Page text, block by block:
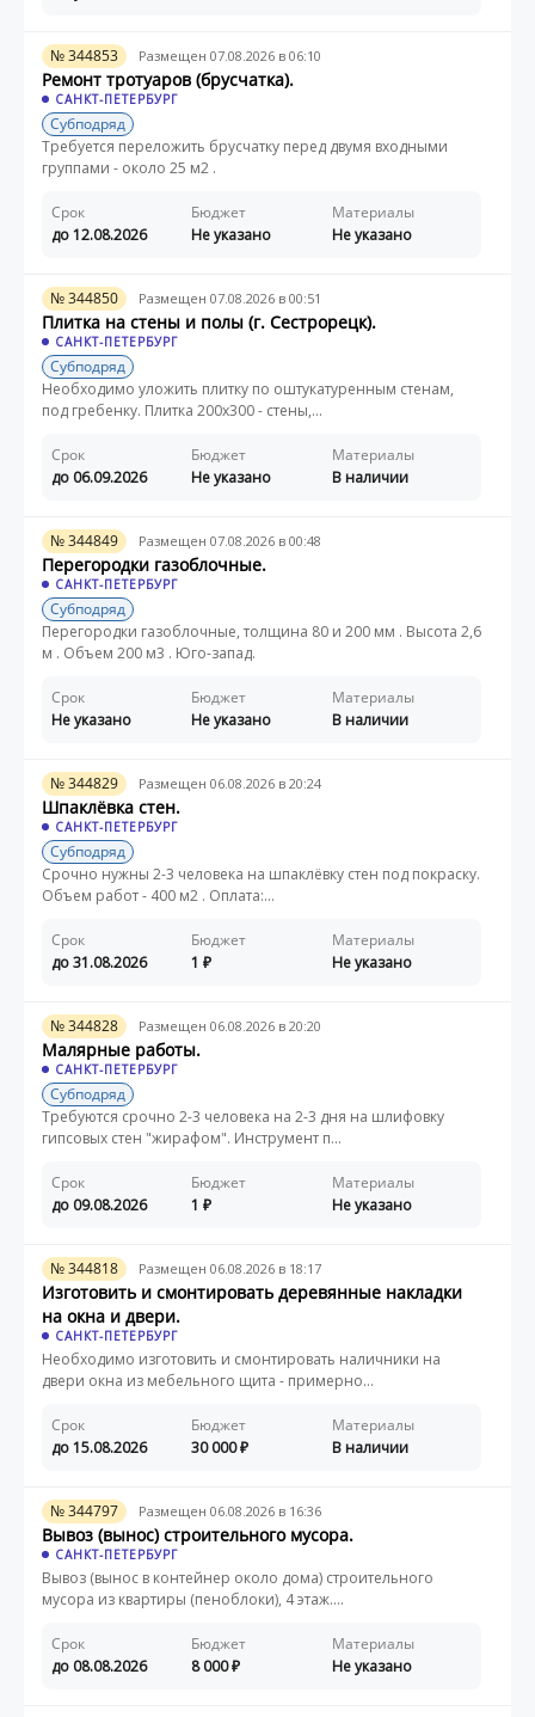
№ 344853 Размещен 07.08.2026 в 06:10
Ремонт тротуаров (брусчатка).
САНКТ-ПЕТЕРБУРГ
Субподряд
Требуется переложить брусчатку перед двумя входными
группами - около 25 м2 .
Срок
до 12.08.2026
Бюджет
Не указано
Материалы
Не указано
№ 344850 Размещен 07.08.2026 в 00:51
Плитка на стены и полы (г. Сестрорецк).
САНКТ-ПЕТЕРБУРГ
Субподряд
Необходимо уложить плитку по оштукатуренным стенам,
под гребенку. Плитка 200х300 - стены,...
Срок
до 06.09.2026
Бюджет
Не указано
Материалы
В наличии
№ 344849 Размещен 07.08.2026 в 00:48
Перегородки газоблочные.
САНКТ-ПЕТЕРБУРГ
Субподряд
Перегородки газоблочные, толщина 80 и 200 мм . Высота 2,6
м . Объем 200 м3 . Юго-запад.
Срок
Не указано
Бюджет
Не указано
Материалы
В наличии
№ 344829 Размещен 06.08.2026 в 20:24
Шпаклёвка стен.
САНКТ-ПЕТЕРБУРГ
Субподряд
Срочно нужны 2-3 человека на шпаклёвку стен под покраску.
Объем работ - 400 м2 . Оплата:...
Срок
до 31.08.2026
Бюджет
1
Материалы
Не указано
№ 344828 Размещен 06.08.2026 в 20:20
Малярные работы.
САНКТ-ПЕТЕРБУРГ
Субподряд
Требуются срочно 2-3 человека на 2-3 дня на шлифовку
гипсовых стен "жирафом". Инструмент п...
Срок
до 09.08.2026
Бюджет
1
Материалы
Не указано
№ 344818 Размещен 06.08.2026 в 18:17
Изготовить и смонтировать деревянные накладки
на окна и двери.
САНКТ-ПЕТЕРБУРГ
Необходимо изготовить и смонтировать наличники на
двери окна из мебельного щита - примерно...
Срок
до 15.08.2026
Бюджет
30 000
Материалы
В наличии
№ 344797 Размещен 06.08.2026 в 16:36
Вывоз (вынос) строительного мусора.
САНКТ-ПЕТЕРБУРГ
Вывоз (вынос в контейнер около дома) строительного
мусора из квартиры (пеноблоки), 4 этаж....
Срок
до 08.08.2026
Бюджет
8 000
Материалы
Не указано